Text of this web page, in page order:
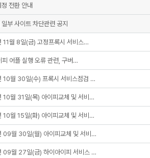
전환 안내
부 사이트 차단관련 공지
월 8일(금) 고정프록시 서비스…
피 어플 실행 오류 관련, 구버…
월 30일(수) 프록시 서비스점검 …
월 31일(목) 아이피교체 및 서비…
월 15일(화) 아이피교체 및 서비…
월 30일(월) 아이피교체 및 서비…
월 27일(금) 하이아이피 서비스 …